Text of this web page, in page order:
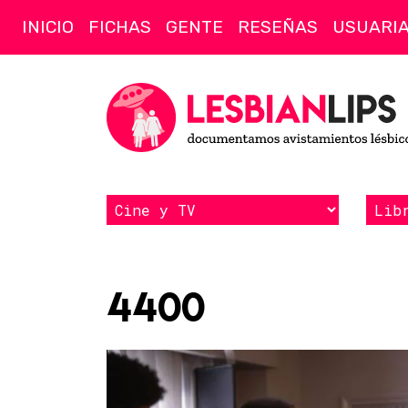
INICIO FICHAS GENTE RESEÑAS
4400